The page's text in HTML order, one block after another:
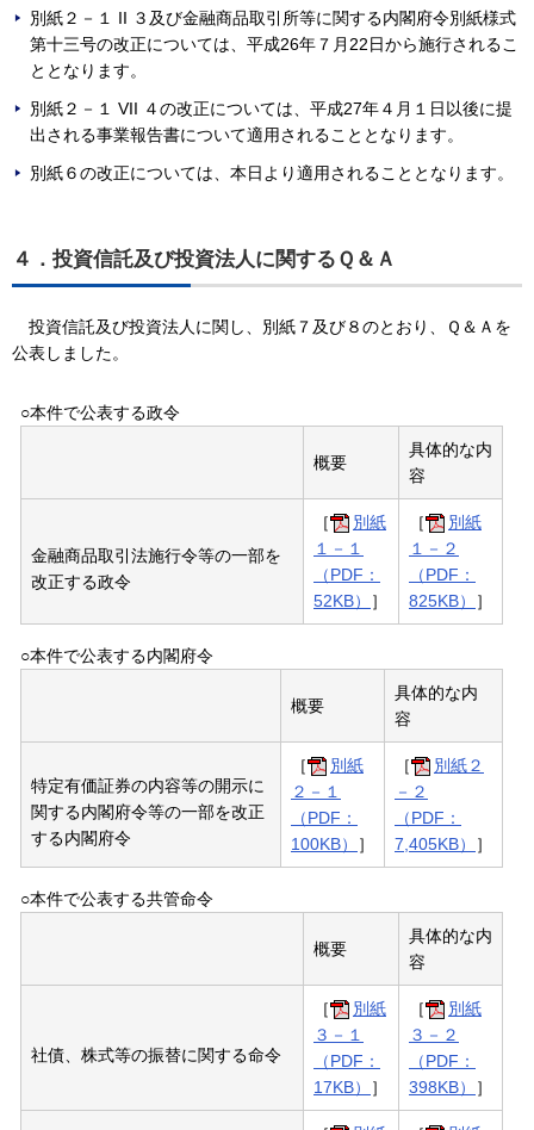
別紙２－１ II ３及び金融商品取引所等に関する内閣府令別紙様式
第十三号の改正については、平成26年７月22日から施行されるこ
ととなります。
別紙２－１ VII ４の改正については、平成27年４月１日以後に提
出される事業報告書について適用されることとなります。
別紙６の改正については、本日より適用されることとなります。
４．投資信託及び投資法人に関するＱ＆Ａ
投資信託及び投資法人に関し、別紙７及び８のとおり、Ｑ＆Ａを
公表しました。
○本件で公表する政令
概要
具体的な内
容
金融商品取引法施行令等の一部を
改正する政令
［
別紙
１－１
（PDF：
52KB）
］
［
別紙
１－２
（PDF：
825KB）
］
○本件で公表する内閣府令
概要
具体的な内
容
特定有価証券の内容等の開示に
関する内閣府令等の一部を改正
する内閣府令
［
別紙
２－１
（PDF：
100KB）
］
［
別紙２
－２
（PDF：
7,405KB）
］
○本件で公表する共管命令
概要
具体的な内
容
社債、株式等の振替に関する命令
［
別紙
３－１
（PDF：
17KB）
］
［
別紙
３－２
（PDF：
398KB）
］